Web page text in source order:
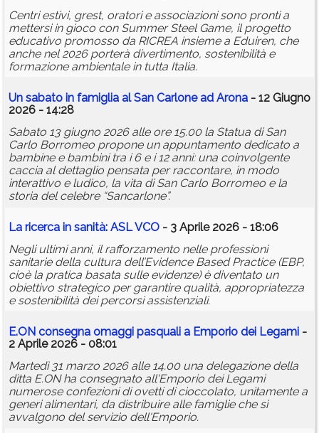
Centri estivi, grest, oratori e associazioni sono pronti a
mettersi in gioco con Summer Steel Game, il progetto
educativo promosso da RICREA insieme a Eduiren, che
anche nel 2026 porterà divertimento, sostenibilità e
formazione ambientale in tutta Italia.
Un sabato in famiglia al San Carlone ad Arona - 12 Giugno
2026 - 14:28
Sabato 13 giugno 2026 alle ore 15.00 la Statua di San
Carlo Borromeo propone un appuntamento dedicato a
bambine e bambini tra i 6 e i 12 anni: una coinvolgente
caccia al dettaglio pensata per raccontare, in modo
interattivo e ludico, la vita di San Carlo Borromeo e la
storia del celebre “Sancarlone”.
La ricerca in sanità: ASL VCO - 3 Aprile 2026 - 18:06
Negli ultimi anni, il rafforzamento nelle professioni
sanitarie della cultura dell’Evidence Based Practice (EBP,
cioè la pratica basata sulle evidenze) è diventato un
obiettivo strategico per garantire qualità, appropriatezza
e sostenibilità dei percorsi assistenziali.
E.ON consegna omaggi pasquali a Emporio dei Legami -
2 Aprile 2026 - 08:01
Martedì 31 marzo 2026 alle 14.00 una delegazione della
ditta E.ON ha consegnato all'Emporio dei Legami
numerose confezioni di ovetti di cioccolato, unitamente a
generi alimentari, da distribuire alle famiglie che si
avvalgono del servizio dell'Emporio.